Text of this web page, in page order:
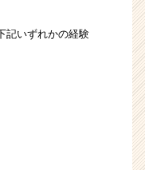
記いずれかの経験